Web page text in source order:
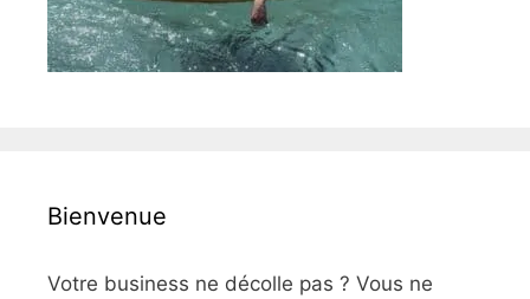
Bienvenue
Votre business ne décolle pas ? Vous ne